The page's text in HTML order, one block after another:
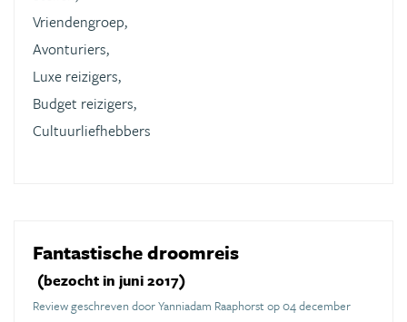
Vriendengroep,
Avonturiers,
Luxe reizigers,
Budget reizigers,
Cultuurliefhebbers
Fantastische droomreis
(bezocht in juni 2017)
Review geschreven door Yanniadam Raaphorst op 04 december